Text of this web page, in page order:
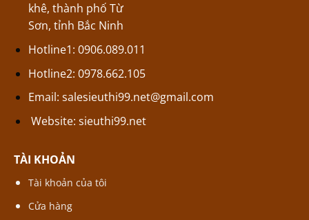
khê, thành phố Từ
Sơn, tỉnh Bắc Ninh
Hotline1: 0906.089.011
Hotline2: 0978.662.105
Email: salesieuthi99.net@gmail.com
Website: sieuthi99.net
TÀI KHOẢN
Tài khoản của tôi
Cửa hàng